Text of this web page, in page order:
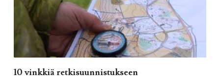
10 vinkkiä retkisuunnistukseen